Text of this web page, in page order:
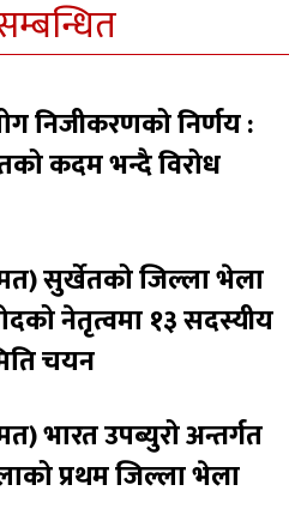
निजीकरणको निर्णय :
कदम भन्दै विरोध
सुर्खेतको जिल्ला भेला
नेतृत्वमा १३ सदस्यीय
चयन
भारत उपब्युरो अन्तर्गत
प्रथम जिल्ला भेला